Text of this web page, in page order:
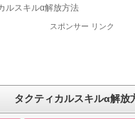
ルスキルα解放方法
スポンサー リンク
タクティカルスキルα解放